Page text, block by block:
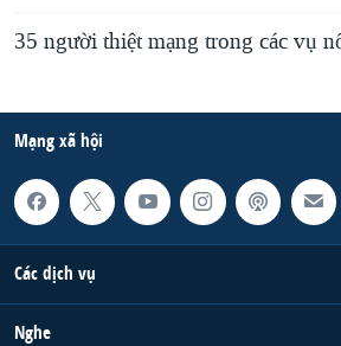
35 người thiệt mạng trong các vụ
Mạng xã hội
Các dịch vụ
Nghe